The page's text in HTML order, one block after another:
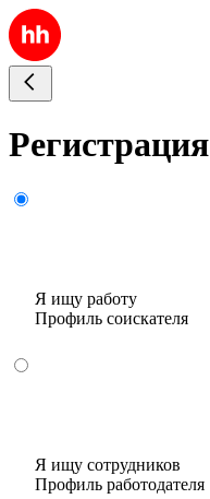
Регистрация
Я ищу работу
Профиль соискателя
Я ищу сотрудников
Профиль работодателя